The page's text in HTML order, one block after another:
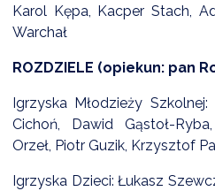
Karol Kępa, Kacper Stach,
Warchał
ROZDZIELE (opiekun: pan
Igrzyska Młodzieży
Cichoń, Dawid Gąstoł-
Orzeł, Piotr Guzik, Krzysztof
Igrzyska Dzieci: Łukasz